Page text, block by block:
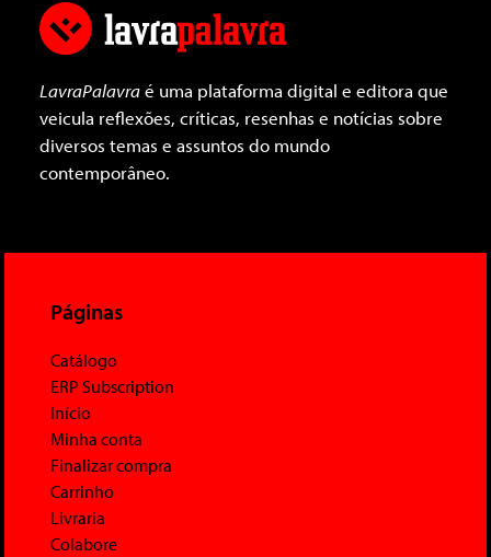
LavraPalavraé uma plataforma digital e editora que
veicula reflexões, críticas, resenhas e notícias sobre
diversos temas e assuntos do mundo
contemporâneo.
Páginas
Catálogo
ERP Subscription
Início
Minha conta
Finalizar compra
Carrinho
Livraria
Colabore